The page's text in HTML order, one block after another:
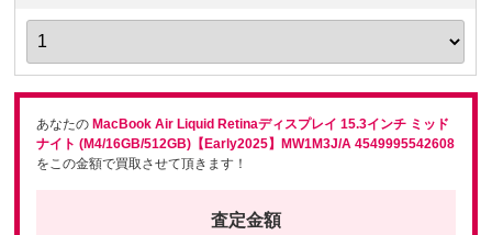
あなたの MacBook Air Liquid Retinaディスプレイ 15.3インチ ミッド
ナイト (M4/16GB/512GB)【Early2025】MW1M3J/A 4549995542608
をこの金額で買取させて頂きます！
査定金額